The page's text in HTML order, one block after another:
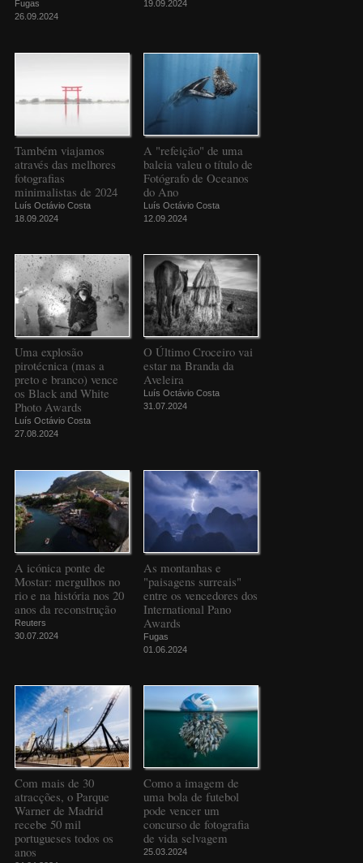
Fugas
26.09.2024
19.09.2024
Também viajamos
através das melhores
fotografias
minimalistas de 2024
Luís Octávio Costa
18.09.2024
A "refeição" de uma
baleia valeu o título de
Fotógrafo de Oceanos
do Ano
Luís Octávio Costa
12.09.2024
Uma explosão
pirotécnica (mas a
preto e branco) vence
os Black and White
Photo Awards
Luís Octávio Costa
27.08.2024
O Último Croceiro vai
estar na Branda da
Aveleira
Luís Octávio Costa
31.07.2024
A icónica ponte de
Mostar: mergulhos no
rio e na história nos 20
anos da reconstrução
Reuters
30.07.2024
As montanhas e
"paisagens surreais"
entre os vencedores dos
International Pano
Awards
Fugas
01.06.2024
Com mais de 30
atracções, o Parque
Warner de Madrid
recebe 50 mil
portugueses todos os
anos
Como a imagem de
uma bola de futebol
pode vencer um
concurso de fotografia
de vida selvagem
25.03.2024